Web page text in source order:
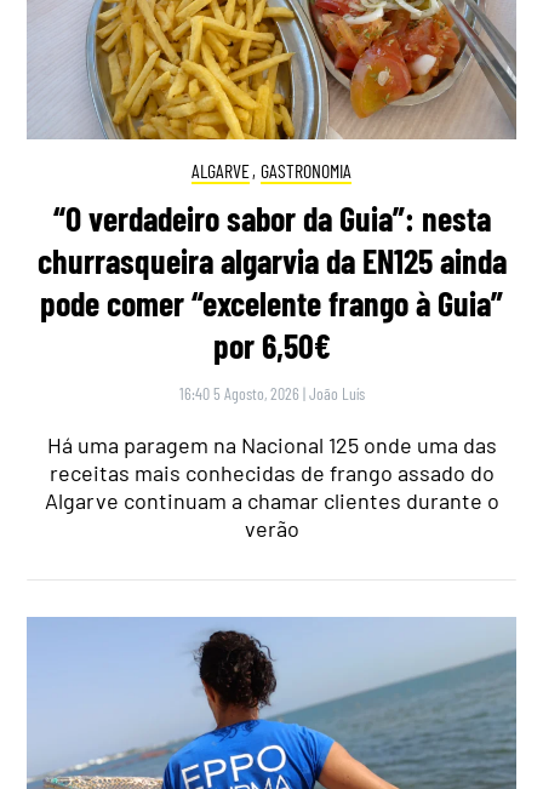
ALGARVE, GASTRONOMIA
“O verdadeiro sabor da Guia”: nesta
churrasqueira algarvia da EN125 ainda
pode comer “excelente frango à Guia”
por 6,50€
16:40 5 Agosto, 2026 |João Luís
Há uma paragem na Nacional 125 onde uma das
receitas mais conhecidas de frango assado do
Algarve continuam a chamar clientes durante o
verão